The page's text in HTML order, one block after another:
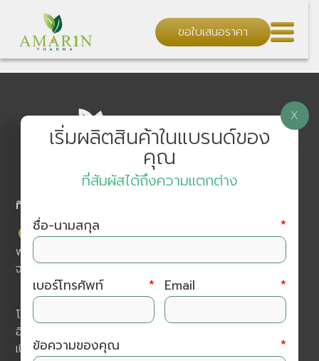
ขอใบเสนอราคา
เริ่มผลิตสินค้าในแบรนด์ของ
คุณ
ที่สัมผัสได้ถึงความแตกต่าง
ชื่อ-นามสกุล *
เบอร์โทรศัพท์ * Email *
ข้อความของคุณ *
X
ที่อยู่ติดต่อเรา
บริษัท อมรินทร์ ฟาร์มา (ประเทศไทย) จำกัด โครงการ เค
พาร์ค เลขที่ 111/21 ม.2 ต.หนองหอย อ.เมืองเชียงใหม่
จ.เชียงใหม่ 50000
โทร :
อีเมล :
เปิดบริการทุกวันจันทร์ - วันเสาร์ 9.00 -18.00 น.